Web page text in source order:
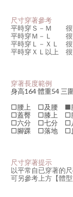
尺寸穿著參考
平時穿Ｓ－Ｍ 很
平時穿Ｍ－Ｌ 很
平時穿 Ｌ－ＸＬ 很
平時穿ＸＬ以上 很
穿著長度範例
身高164 體重54 三
□腰上 □及腰 ■
□蓋臀 □膝上 □
□六分 □七分 □
□腳踝 □落地 □
尺寸穿著提示
以平常自已穿著的
可另參考上方【體